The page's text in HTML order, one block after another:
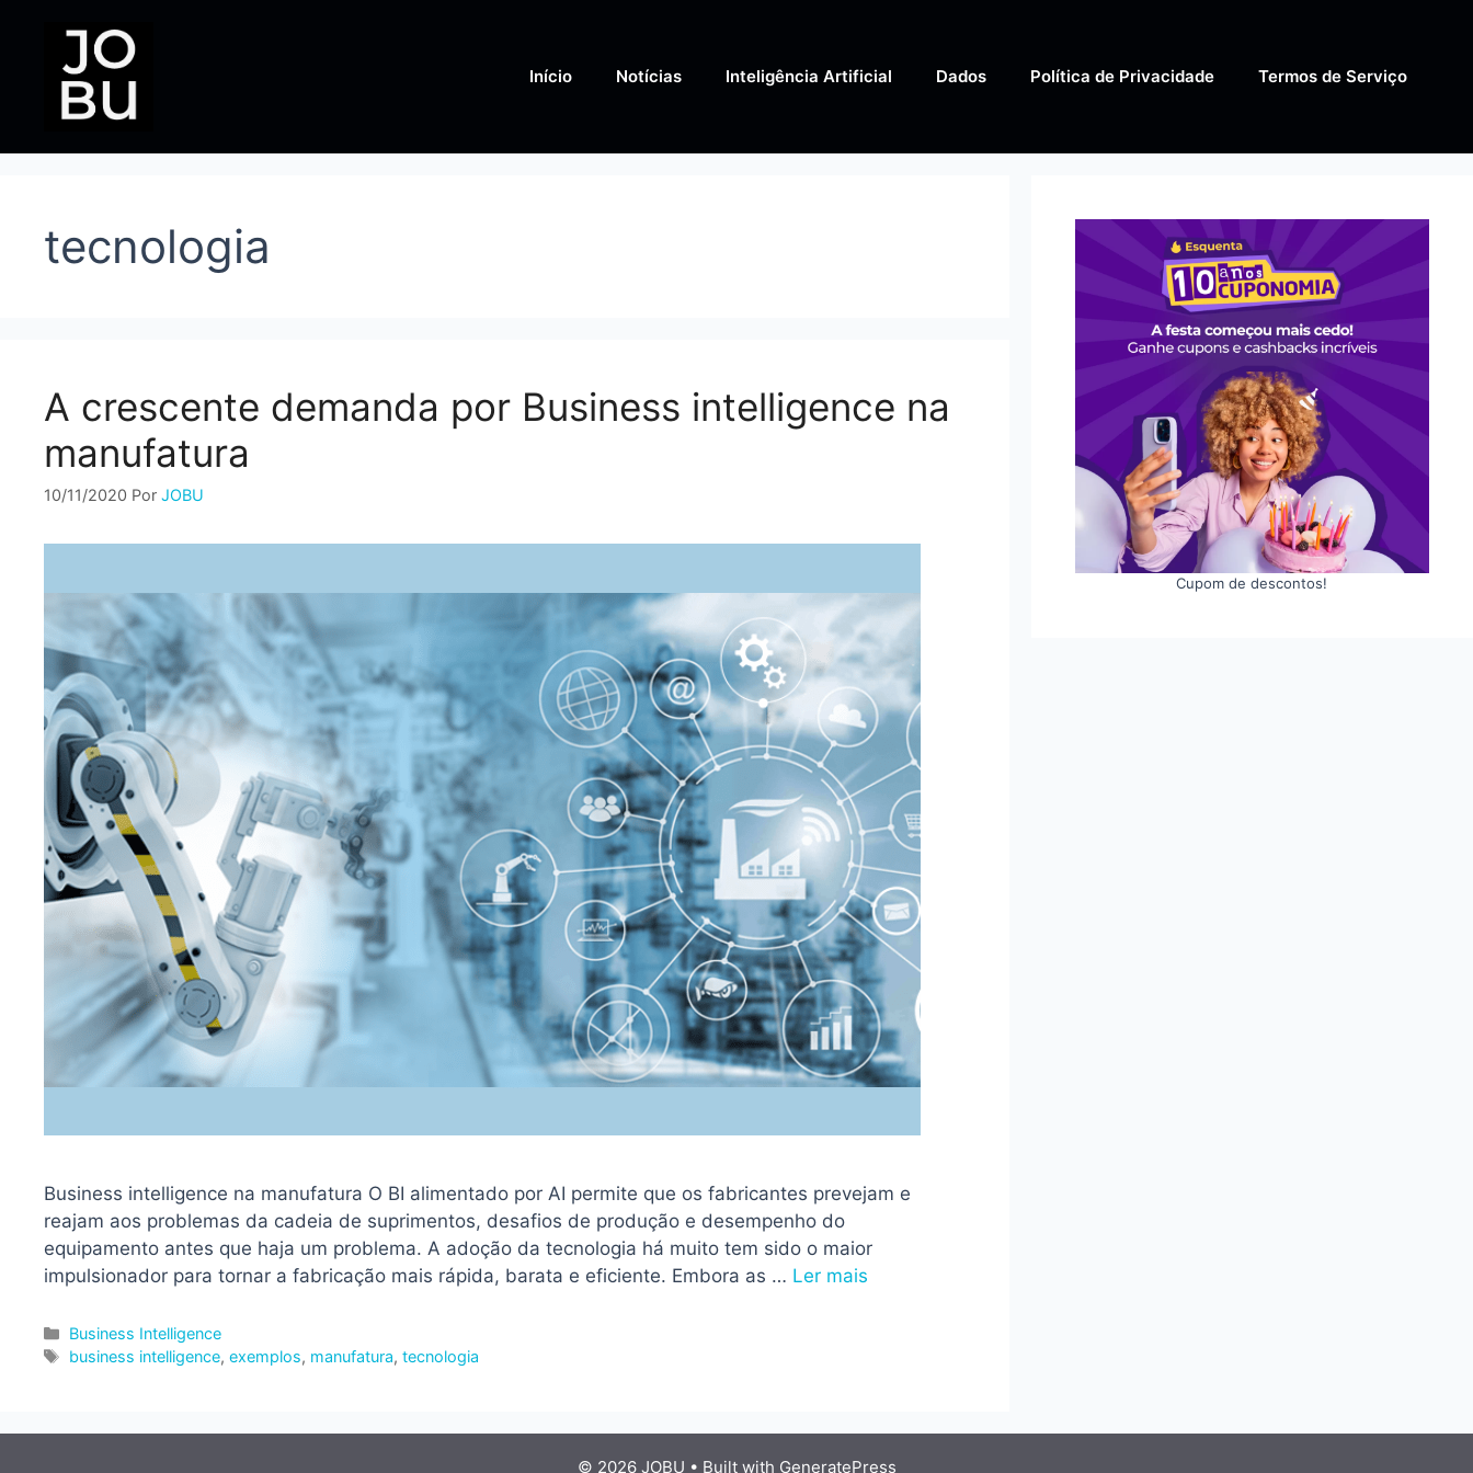
conteúdo
Início Notícias Inteligência Artificial Dados Política de Privacidade Termos de Serviço
tecnologia
A crescente demanda por Business intelligence na
manufatura
10/11/2020 Por JOBU
Business intelligence na manufatura O BI alimentado por AI permite que os fabricantes prevejam e
reajam aos problemas da cadeia de suprimentos, desafios de produção e desempenho do
equipamento antes que haja um problema. A adoção da tecnologia há muito tem sido o maior
impulsionador para tornar a fabricação mais rápida, barata e eficiente. Embora as … Ler mais
Categorias
Business Intelligence
Tags
business intelligence,exemplos, manufatura,tecnologia
Cupom de descontos!
© 2026 JOBU • Built with GeneratePress